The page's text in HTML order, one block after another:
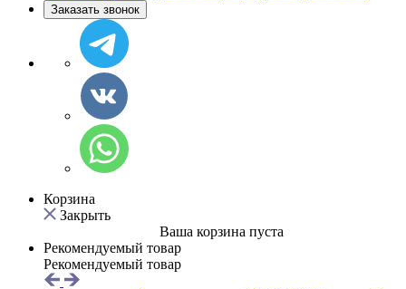
Заказать звонок
Корзина
Закрыть
Ваша корзина пуста
Рекомендуемый товар
Рекомендуемый товар